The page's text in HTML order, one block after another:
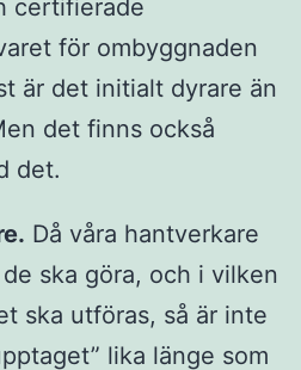
certifierade
för ombyggnaden
är det initialt dyrare än
det finns också
det.
Då våra hantverkare
ska göra, och i vilken
ska utföras, så är inte
lika länge som